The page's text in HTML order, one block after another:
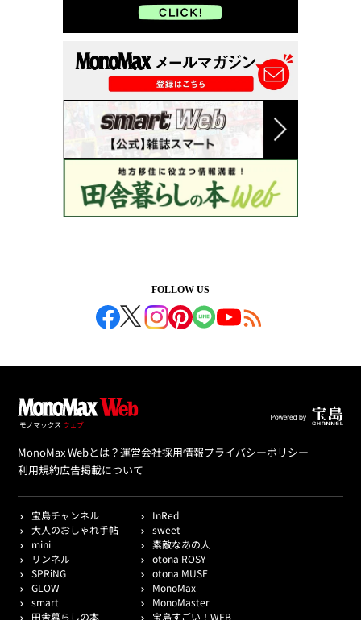
FOLLOW US
MonoMax Webとは？運営会社採用情報プライバシーポリシー
利用規約広告掲載について
宝島チャンネル
InRed
大人のおしゃれ手帖
sweet
mini
素敵なあの人
リンネル
otona ROSY
SPRiNG
otona MUSE
GLOW
MonoMax
smart
MonoMaster
田舎暮らしの本
宝島すごい！WEB